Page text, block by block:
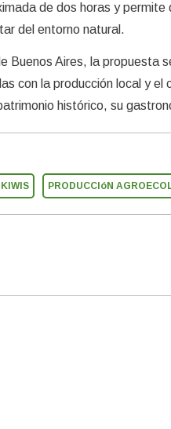
de dos horas y
del entorno natural.
Buenos Aires, la propuesta
con la producción local y
histórico, su
KIWIS PRODUCCIóN